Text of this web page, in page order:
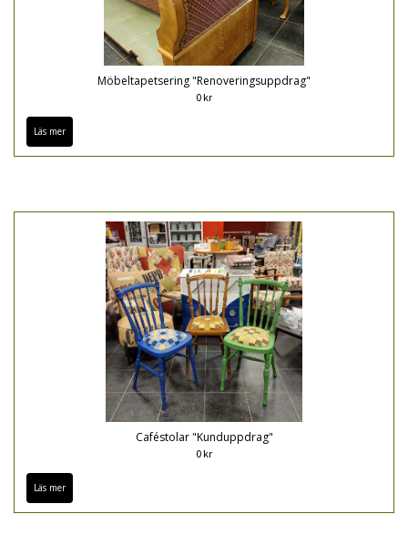
Möbeltapetsering "Renoveringsuppdrag"
0 kr
Läs mer
Caféstolar "Kunduppdrag"
0 kr
Läs mer